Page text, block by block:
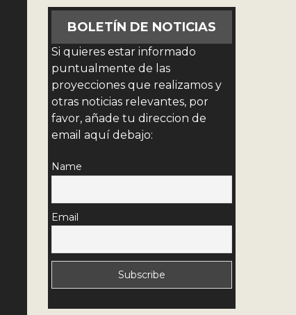
BOLETÍN DE NOTICIAS
Si quieres estar informado
puntualmente de las
proyecciones que realizamos y
otras noticias relevantes, por
favor, añade tu direccion de
email aquí debajo:
Name
Email